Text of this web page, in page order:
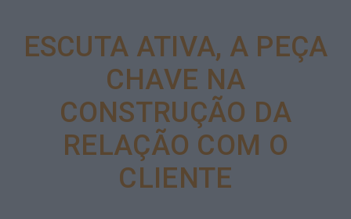
ESCUTA ATIVA, A PEÇA
CHAVE NA
CONSTRUÇÃO DA
RELAÇÃO COM O
CLIENTE